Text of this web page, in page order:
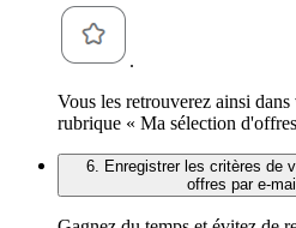
.
Vous les retrouverez ainsi dans
rubrique « Ma sélection
6. Enregistrer les critères de
offres par e-